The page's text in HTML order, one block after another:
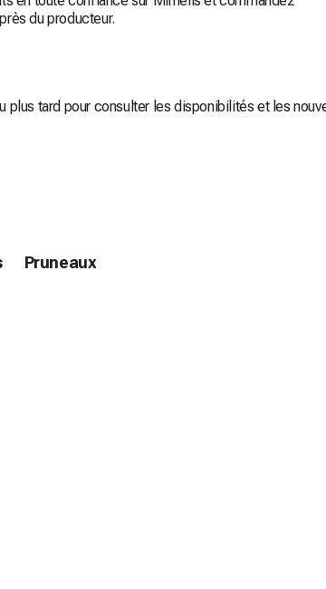
du producteur.
tard pour consulter les disponibilités et les
Pruneaux